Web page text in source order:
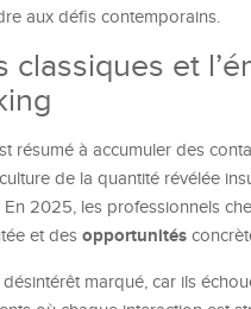
aux défis contemporains.
et
résumé à accumuler des
de la quantité révélée
En 2025, les professionnels
et des opportunités
marqué, car ils